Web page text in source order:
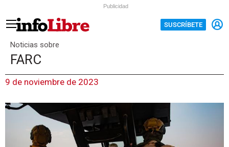
Publicidad
SUSCRÍBETE
Noticias sobre
FARC
9 de noviembre de 2023